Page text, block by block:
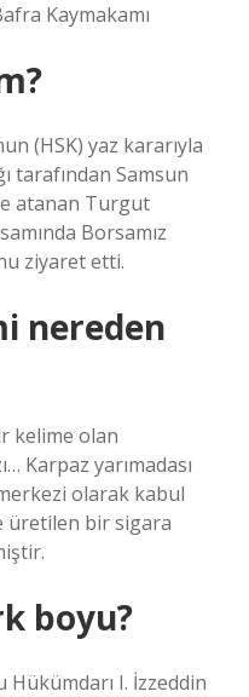
Kaymakamı
(HSK) yaz kararıyla
tarafından Samsun
atanan Turgut
Borsamız
ziyaret etti.
nereden
kelime olan
Karpaz yarımadası
olarak kabul
üretilen bir sigara
boyu?
Hükümdarı I. İzzeddin